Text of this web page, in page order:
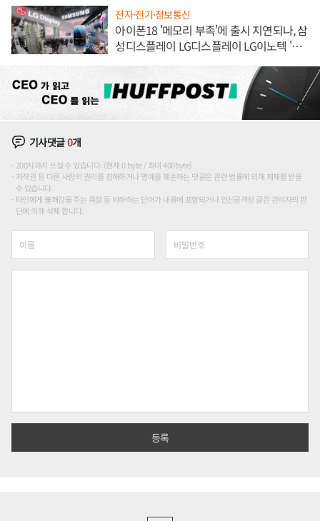
전자·전기·정보통신
아이폰18 '메모리 부족'에 출시 지연되나, 삼
성디스플레이 LG디스플레이 LG이노텍 '탈
기사댓글0개
200자까지 쓰실 수 있습니다. (현재 0 byte / 최대 400byte)
저작권 등 다른 사람의 권리를 침해하거나 명예를 훼손하는 댓글은 관련 법률에 의해 제재를 받을
수 있습니다.
타인에게 불쾌감을 주는 욕설 등 비하하는 단어가 내용에 포함되거나 인신공격성 글은 관리자의 판
단에 의해 삭제 합니다.